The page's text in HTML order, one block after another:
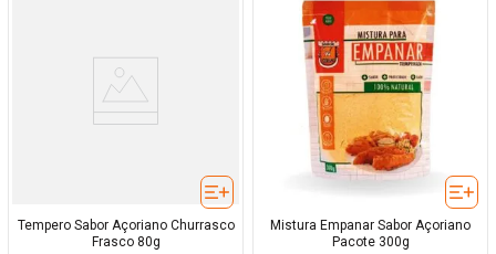
Tempero Sabor Açoriano Churrasco
Frasco 80g
Mistura Empanar Sabor Açoriano
Pacote 300g